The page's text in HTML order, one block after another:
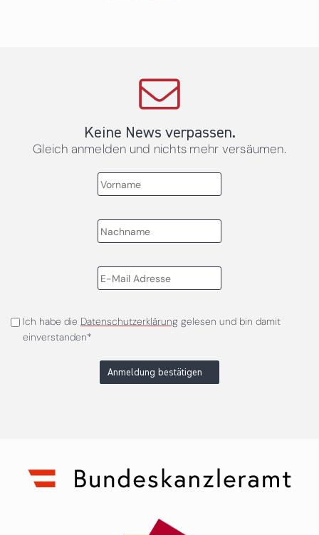
Keine News verpassen.
Gleich anmelden und nichts mehr versäumen.
Ich habe die Datenschutzerklärunggelesen und bin damit
einverstanden*
Anmeldung bestätigen